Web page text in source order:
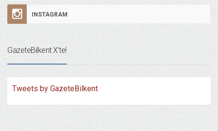
INSTAGRAM
GazeteBilkent X’te!
Tweets by GazeteBilkent